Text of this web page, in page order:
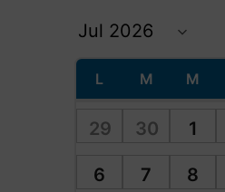
L M M
29 30 1
6 7 8